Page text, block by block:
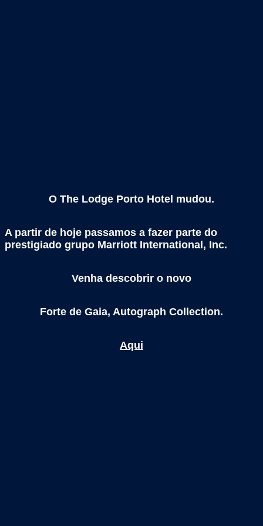
O The Lodge Porto Hotel mudou.
A partir de hoje passamos a fazer parte do
prestigiado grupo Marriott International, Inc.
Venha descobrir o novo
Forte de Gaia, Autograph Collection.
Aqui